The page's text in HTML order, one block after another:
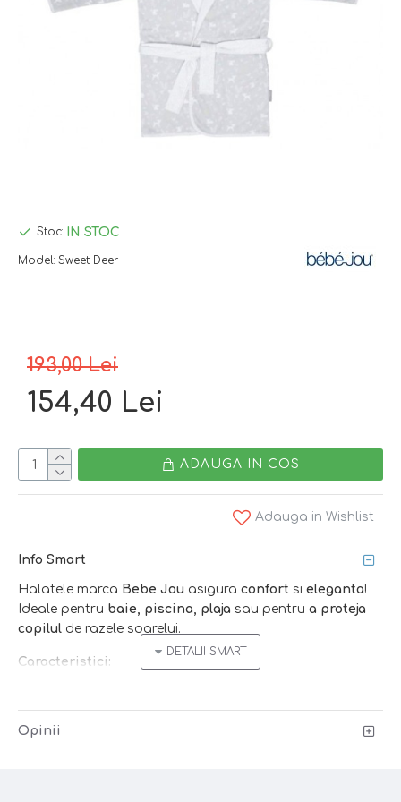
193,00 Lei
154,40 Lei
Stoc: IN STOC
Model: Sweet Deer
ADAUGA IN COS
Adauga in Wishlist
Info Smart
Halatele marca Bebe Jou asigura confort si eleganta!
Ideale pentru baie, piscina, plaja sau pentru a proteja
copilul de razele soarelui.
Caracteristici:
moale-
bumbac tip
Opinii